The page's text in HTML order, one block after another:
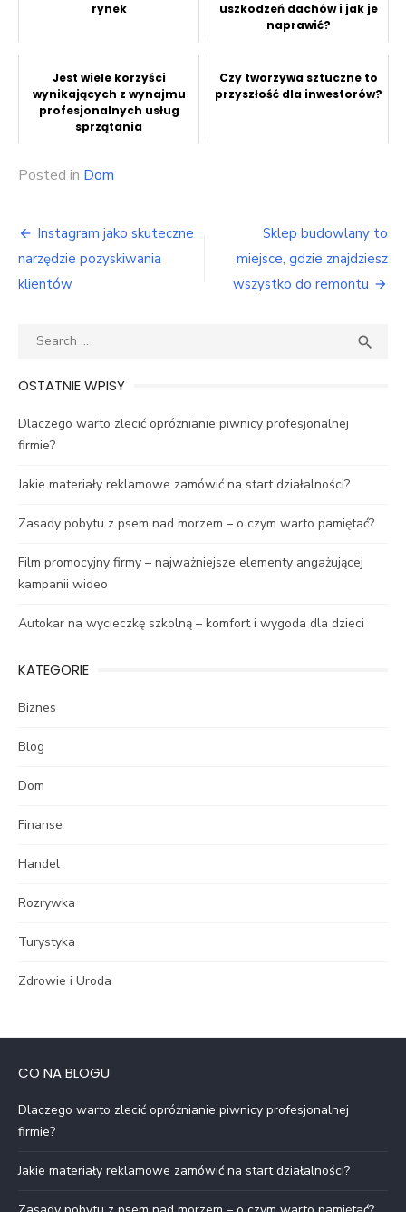
rynek
uszkodzeń dachów i jak je
naprawić?
Jest wiele korzyści
wynikających z wynajmu
profesjonalnych usług
sprzątania
Czy tworzywa sztuczne to
przyszłość dla inwestorów?
Posted in Dom
Nawigacja
wpisu
Instagram jako skuteczne
narzędzie pozyskiwania
klientów
Sklep budowlany to
miejsce, gdzie znajdziesz
wszystko do remontu
Search

OSTATNIE WPISY
Dlaczego warto zlecić opróżnianie piwnicy profesjonalnej
firmie?
Jakie materiały reklamowe zamówić na start działalności?
Zasady pobytu z psem nad morzem – o czym warto pamiętać?
Film promocyjny firmy – najważniejsze elementy angażującej
kampanii wideo
Autokar na wycieczkę szkolną – komfort i wygoda dla dzieci
KATEGORIE
Biznes
Blog
Dom
Finanse
Handel
Rozrywka
Turystyka
Zdrowie i Uroda
CO NA BLOGU
Dlaczego warto zlecić opróżnianie piwnicy profesjonalnej
firmie?
Jakie materiały reklamowe zamówić na start działalności?